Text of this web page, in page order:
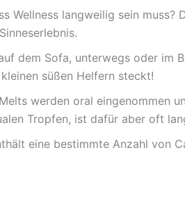
Wellness langweilig sein
dem Sofa, unterwegs oder im
süßen Helfern steckt!
werden oral eingenommen
Tropfen, ist dafür aber oft
eine bestimmte Anzahl von